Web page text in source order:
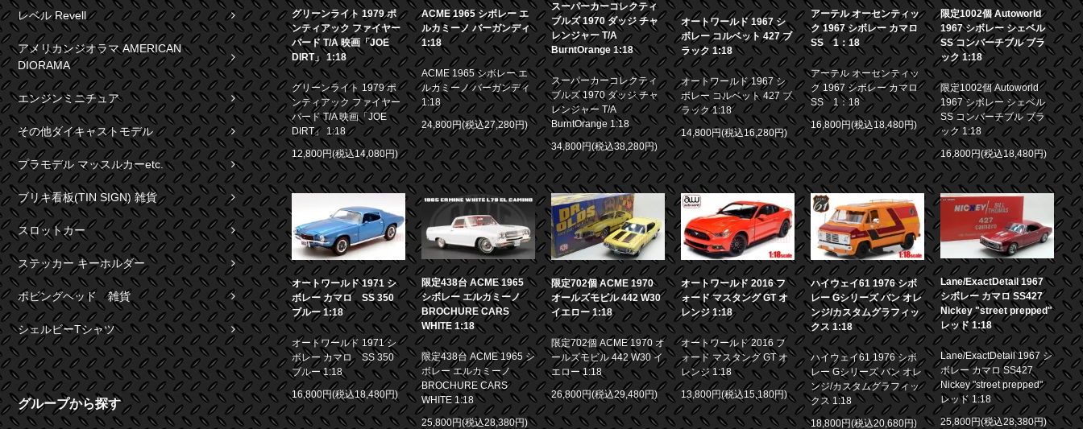
レベル Revell
アメリカンジオラマ AMERICAN
DIORAMA
エンジンミニチュア
その他ダイキャストモデル
プラモデル マッスルカーetc.
ブリキ看板(TIN SIGN) 雑貨
スロットカー
ステッカー キーホルダー
ボビングヘッド 雑貨
シェルビーTシャツ
グループから探す
グリーンライト 1979 ポ
ンティアック ファイヤー
バード T/A 映画「JOE
DIRT」 1:18
グリーンライト 1979 ポ
ンティアック ファイヤー
バード T/A 映画「JOE
DIRT」 1:18
12,800円(税込14,080円)
ACME 1965 シボレー エ
ルカミーノ バーガンディ
1:18
ACME 1965 シボレー エ
ルカミーノ バーガンディ
1:18
24,800円(税込27,280円)
スーパーカーコレクティ
ブルズ 1970 ダッジ チャ
レンジャー T/A
BurntOrange 1:18
スーパーカーコレクティ
ブルズ 1970 ダッジ チャ
レンジャー T/A
BurntOrange 1:18
34,800円(税込38,280円)
オートワールド 1967 シ
ボレー コルベット 427 ブ
ラック 1:18
オートワールド 1967 シ
ボレー コルベット 427 ブ
ラック 1:18
14,800円(税込16,280円)
アーテル オーセンティッ
ク 1967 シボレー カマロ
SS 1：18
アーテル オーセンティッ
ク 1967 シボレー カマロ
SS 1：18
16,800円(税込18,480円)
限定1002個 Autoworld
1967 シボレー シェベル
SS コンバーチブル ブラ
ック 1:18
限定1002個 Autoworld
1967 シボレー シェベル
SS コンバーチブル ブラ
ック 1:18
16,800円(税込18,480円)
オートワールド 1971 シ
ボレー カマロ SS 350
ブルー 1:18
オートワールド 1971 シ
ボレー カマロ SS 350
ブルー 1:18
16,800円(税込18,480円)
限定438台 ACME 1965
シボレー エルカミーノ
BROCHURE CARS
WHITE 1:18
限定438台 ACME 1965 シ
ボレー エルカミーノ
BROCHURE CARS
WHITE 1:18
25,800円(税込28,380円)
限定702個 ACME 1970
オールズモビル 442 W30
イエロー 1:18
限定702個 ACME 1970 オ
ールズモビル 442 W30 イ
エロー 1:18
26,800円(税込29,480円)
オートワールド 2016 フ
ォード マスタング GT オ
レンジ 1:18
オートワールド 2016 フ
ォード マスタング GT オ
レンジ 1:18
13,800円(税込15,180円)
ハイウェイ61 1976 シボ
レー Gシリーズ バン オレ
ンジ/カスタムグラフィッ
クス 1:18
ハイウェイ61 1976 シボ
レー Gシリーズ バン オレ
ンジ/カスタムグラフィッ
クス 1:18
18,800円(税込20,680円)
Lane/ExactDetail 1967
シボレー カマロ SS427
Nickey "street prepped"
レッド 1:18
Lane/ExactDetail 1967 シ
ボレー カマロ SS427
Nickey "street prepped"
レッド 1:18
25,800円(税込28,380円)